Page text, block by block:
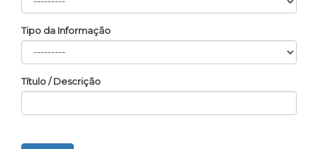
Tipo da Informação
Título / Descrição